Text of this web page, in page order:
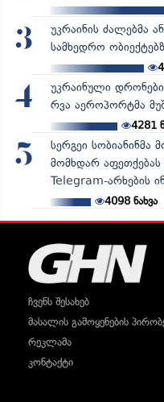
3
უკრაინის ძალებმა
სამხედრო
4
უკრაინული
რვა აეროპორტმა
4281
5
სერგეი სობიანინმა
მომხდარ
Telegram-არხების
4098ნახვა
ჩვენს შესახებ
მასალის გამოყენების
რეკლამა
კონტაქტი